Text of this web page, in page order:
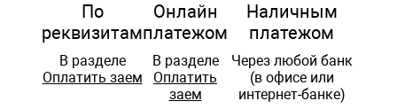
По
реквизитам
В разделе
Оплатить заем
Онлайн
платежом
В разделе
Оплатить
заем
Наличным
платежом
Через любой банк
(в офисе или
интернет-банке)